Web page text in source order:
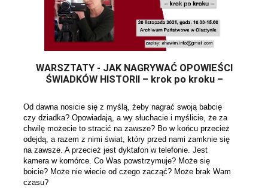
WARSZTATY - JAK NAGRYWAĆ OPOWIEŚCI
ŚWIADKÓW HISTORII – krok po kroku –
Od dawna nosicie się z myślą, żeby nagrać swoją babcię
czy dziadka? Opowiadają, a wy słuchacie i myślicie, że za
chwilę możecie to stracić na zawsze? Bo w końcu przecież
odejdą, a razem z nimi świat, który przed nami zamknie się
na zawsze. A przecież jest dyktafon w telefonie. Jest
kamera w komórce. Co Was powstrzymuje? Może się
boicie? Może nie wiecie od czego zacząć? Może brak Wam
czasu?